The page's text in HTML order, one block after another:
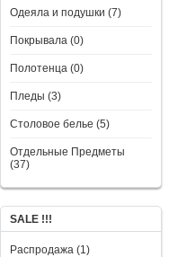
Одеяла и подушки (7)
Покрывала (0)
Полотенца (0)
Пледы (3)
Столовое белье (5)
Отдельные Предметы
(37)
SALE !!!
Распродажа (1)